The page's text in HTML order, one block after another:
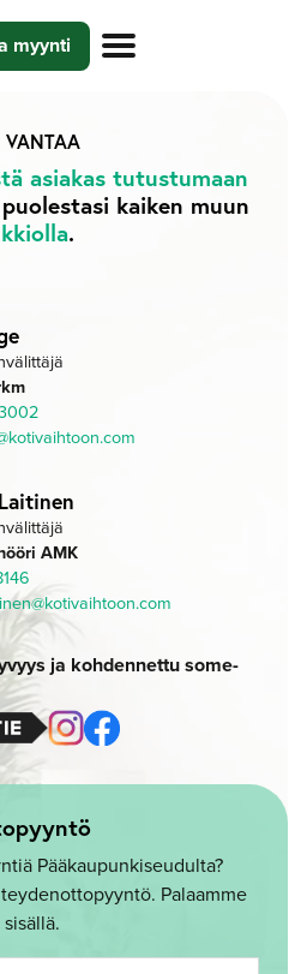
myynti
VANTAA
asiakas tutustumaan
kaiken muun
.
AMK
ja kohdennettu some-
Pääkaupunkiseudulta?
Palaamme